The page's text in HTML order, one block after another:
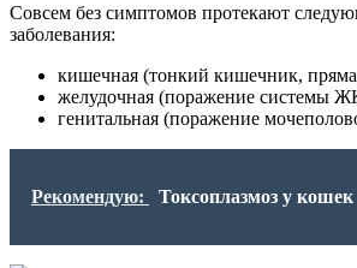
Совсем без симптомов протекают
заболевания:
кишечная (тонкий кишечник,
желудочная (поражение системы
генитальная (поражение
Рекомендую: Токсоплазмоз у кошек